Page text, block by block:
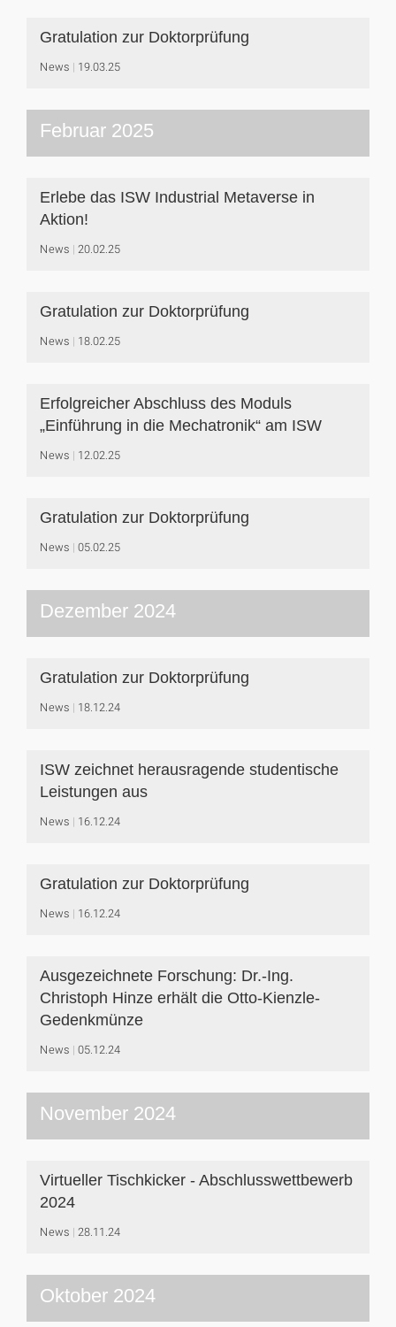
Gratulation zur Doktorprüfung
News 19.03.25
Februar 2025
Erlebe das ISW Industrial Metaverse in
Aktion!
News 20.02.25
Gratulation zur Doktorprüfung
News 18.02.25
Erfolgreicher Abschluss des Moduls
„Einführung in die Mechatronik“ am ISW
News 12.02.25
Gratulation zur Doktorprüfung
News 05.02.25
Dezember 2024
Gratulation zur Doktorprüfung
News 18.12.24
ISW zeichnet herausragende studentische
Leistungen aus
News 16.12.24
Gratulation zur Doktorprüfung
News 16.12.24
Ausgezeichnete Forschung: Dr.-Ing.
Christoph Hinze erhält die Otto-Kienzle-
Gedenkmünze
News 05.12.24
November 2024
Virtueller Tischkicker - Abschlusswettbewerb
2024
News 28.11.24
Oktober 2024